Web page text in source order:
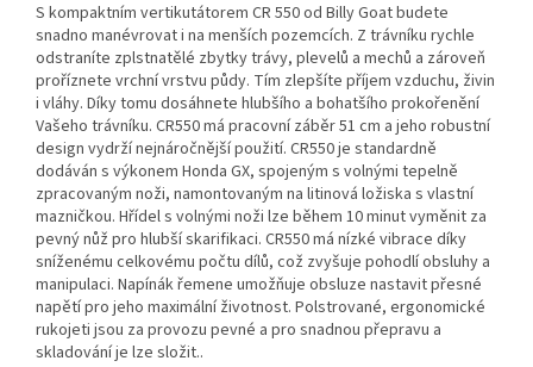
S kompaktním vertikutátorem CR 550 od Billy Goat budete
snadno manévrovat i na menších pozemcích. Z trávníku rychle
odstraníte zplstnatělé zbytky trávy, plevelů a mechů a zároveň
proříznete vrchní vrstvu půdy. Tím zlepšíte příjem vzduchu, živin
i vláhy. Díky tomu dosáhnete hlubšího a bohatšího prokořenění
Vašeho trávníku. CR550 má pracovní záběr 51 cm a jeho robustní
design vydrží nejnáročnější použití. CR550 je standardně
dodáván s výkonem Honda GX, spojeným s volnými tepelně
zpracovaným noži, namontovaným na litinová ložiska s vlastní
mazničkou. Hřídel s volnými noži lze během 10 minut vyměnit za
pevný nůž pro hlubší skarifikaci. CR550 má nízké vibrace díky
sníženému celkovému počtu dílů, což zvyšuje pohodlí obsluhy a
manipulaci. Napínák řemene umožňuje obsluze nastavit přesné
napětí pro jeho maximální životnost. Polstrované, ergonomické
rukojeti jsou za provozu pevné a pro snadnou přepravu a
skladování je lze složit..